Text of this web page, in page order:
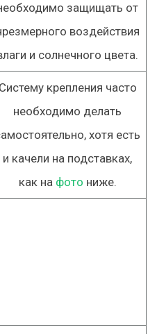
защищать от
воздействия
и солнечного цвета.
Систему крепления часто
необходимо делать
хотя есть
и качели на подставках,
как на фото ниже.